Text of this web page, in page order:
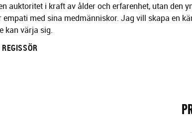
auktoritet i kraft av ålder och erfarenhet, utan den
med sina medmänniskor. Jag vill skapa en
kan värja sig.